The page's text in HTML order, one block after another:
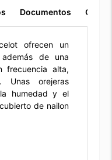
Documentos
ofrecen un
de una
frecuencia alta,
Unas orejeras
humedad y el
de nailon